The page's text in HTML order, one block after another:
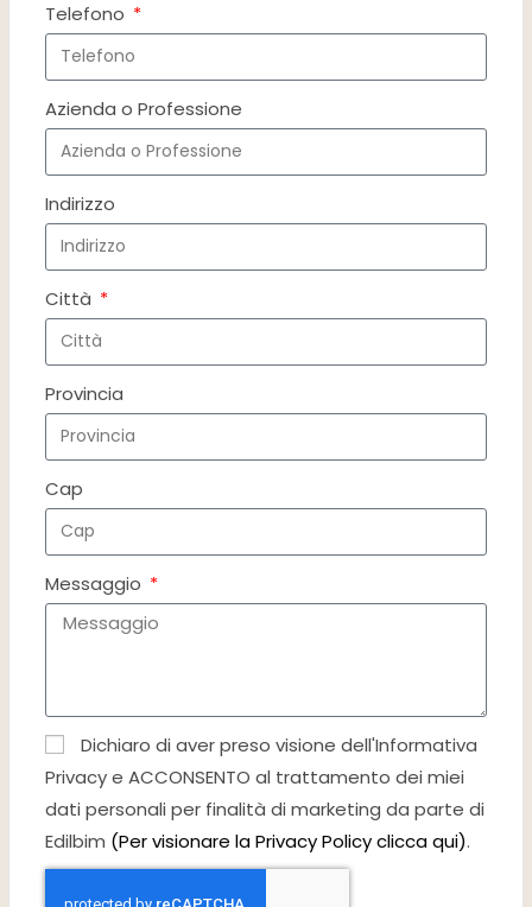
Telefono
Azienda o Professione
Indirizzo
Città
Provincia
Cap
Messaggio
Dichiaro di aver preso visione dell'Informativa
Privacy e ACCONSENTO al trattamento dei miei
dati personali per finalità di marketing da parte di
Edilbim (Per visionare la Privacy Policy clicca qui).